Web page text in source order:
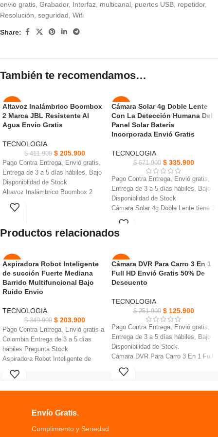
envio gratis, Grabador, Interfaz, multicanal, puertos USB, repetidor,
Resolución, seguridad, Wifi
Share:
También te recomendamos…
-50%
NUEVO
Altavoz Inalámbrico Boombox
2 Marca JBL Resistente Al
Agua Envio Gratis
TECNOLOGIA
$411.900 $205.900
Pago Contra Entrega, Envió gratis,
Entrega de 3 a 5 días hábiles, Bajo
Disponiblidad de Stock
Altavoz Inalámbrico Boombox 2
ofrece un sonido monstruoso junto
con los graves más duros
horas sin perder el ritmo. Tiempo de
mAh y carga dual para cargar tus
dispositivos externos
La caja JBL es impermeable IPX7,
que soporta cualquier clima e
Ofrece un sonido monstruoso junto
con graves más duros que
escucharas y veras
-50%
Cámara Solar 4g Doble Lente
Con La Detección Humana Del
Panel Solar Batería
Incorporada Envió Gratis
TECNOLOGIA
$671.900 $335.900
Pago Contra Entrega, Envió gratis,
Entrega de 3 a 5 días hábiles, Bajo
Disponiblidad de Stock
Cámara Solar 4g Doble Lente tiene 3
modos de visión nocturn Color, IR,
Cámara está hecha de materiales
calidad, buen rendimiento
Con la tecnología de detección
humana, esta cámara ip analiza la
forma del cuerpo del visitante
duraderas 7.5W panel solar /
proporciona energía a la batería
Productos relacionados
-42%
AGOT
ADO
Aspiradora Robot Inteligente
de succión Fuerte Mediana
Barrido Multifuncional Bajo
Ruido Envio
TECNOLOGIA
$349.900 $203.900
Pago Contra Entrega, Envió gratis a
Colombia Entrega de 3 a 5 días
hábiles Pregunta Stock
Aspiradora Robot Inteligente de
succión Fuerte Paño absorbente de
agua de algodón suave
tecnología negra
Expertos en limpieza inferior fuselaje
ultradelgado perfecto para limpiar el
-50%
NUEVO
Cámara DVR Para Carro 3 En 1
Full HD Envió Gratis 50% De
Descuento
TECNOLOGIA
$251.900 $125.900
Pago Contra Entrega, Envió gratis,
Entrega de 3 a 5 días hábiles, Bajo
Disponibilidad de Stock.
Cámara DVR Para Carro 3 En 1 Full
HD, Micrófono incorporado, Formato
de grabación AVI.
Envío Gratis.
Cumplimiento y Seriedad